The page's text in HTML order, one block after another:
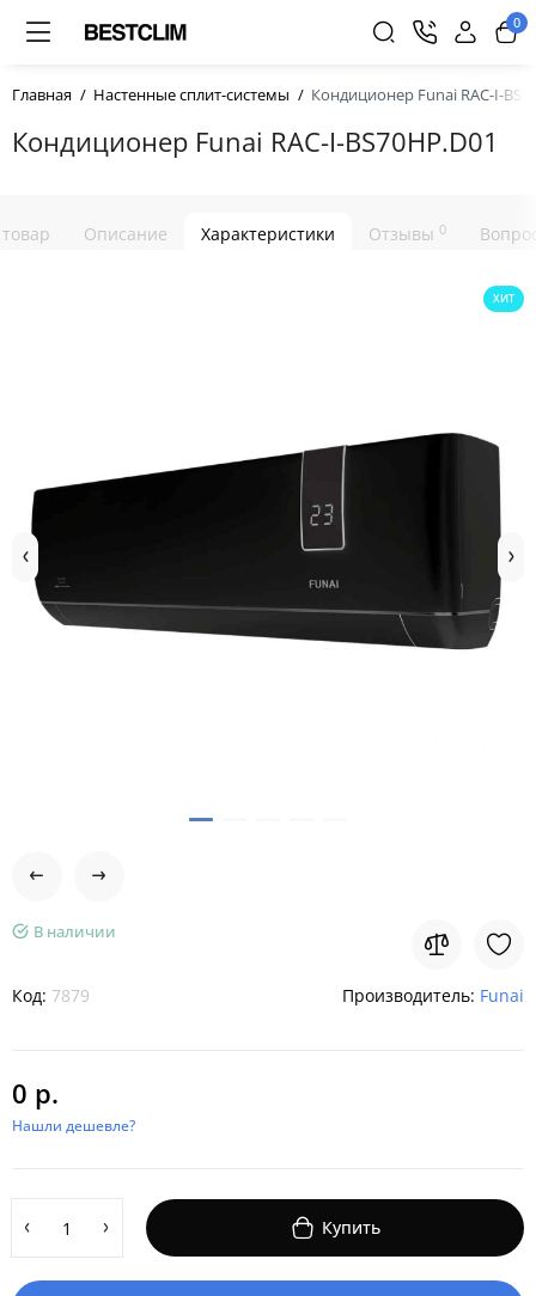
0
Главная Настенные сплит-системы Кондиционер Funai RAC-I-
Кондиционер Funai RAC-I-BS70HP.D01
Описание Характеристики Отзывы 0
ХИТ
В наличии
Код: 7879 Производитель: Funai
0 р.
Нашли дешевле?
Купить